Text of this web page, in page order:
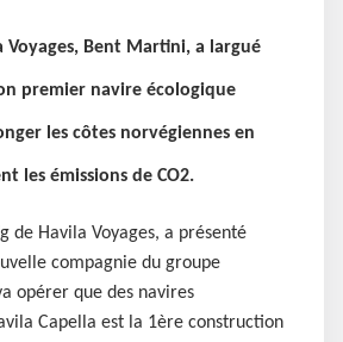
Voyages, Bent Martini, a largué
premier navire écologique
les côtes norvégiennes en
les émissions de CO2.
de Havila Voyages, a présenté
compagnie du groupe
opérer que des navires
Capella est la 1ère construction